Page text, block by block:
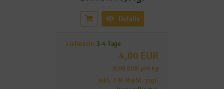
Details
Lieferzeit: 3-4 Tage
4,00 EUR
8,00 EUR pro kg
inkl. 7 % MwSt. zzgl.